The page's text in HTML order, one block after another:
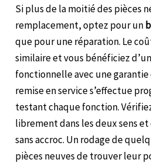
Si plus de la moitié des pièces
remplacement, optez pour un
que pour une réparation. Le
similaire et vous bénéficiez
fonctionnelle avec une
remise en service s’effectue
testant chaque fonction.
librement dans les deux sens
sans accroc. Un rodage de
pièces neuves de trouver leur